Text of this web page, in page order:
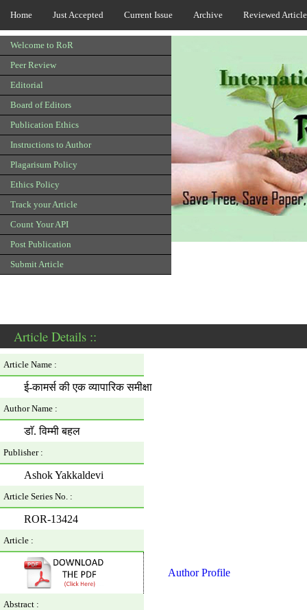
Home Just Accepted Current Issue Archive Reviewed
Welcome to RoR
Peer Review
Editorial
Board of Editors
Publication Ethics
Instructions to Author
Plagarisum Policy
Ethics Policy
Track your Article
Count Your API
Post Publication
Submit Article
Article Details ::
Article Name :
ई-कामर्स की एक व्यापारिक समीक्षा
Author Name :
डाॅ. विम्मी बहल
Publisher :
Ashok Yakkaldevi
Article Series No. :
ROR-13424
Article :
Author Profile
Abstract :